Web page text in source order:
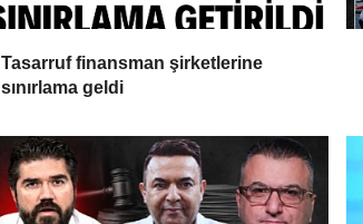
Tasarruf finansman şirketlerine
sınırlama geldi